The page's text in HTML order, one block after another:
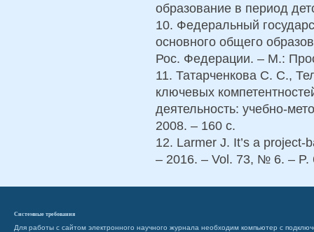
образование в период
10. Федеральный
основного общего
Рос. Федерации. – М.:
11. Татарченкова С. С.,
ключевых
деятельность: учебно-
2008. – 160 с.
12. Larmer J. It’s a
– 2016. – Vol. 73, № 6. – P.
Системные требования
Для работы с сайтом электронного научного журнала необходим компьютер с